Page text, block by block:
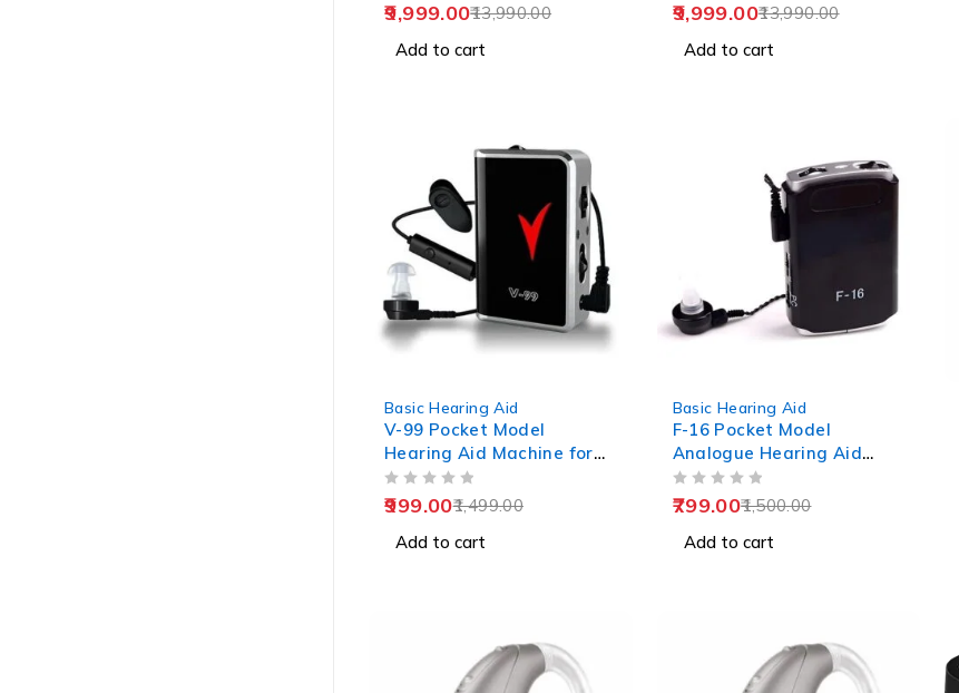
13,990.00
9,999.00
Add to cart
13,990.00
9,999.00
Add to cart
Basic Hearing Aid
V-99 Pocket Model
Hearing Aid Machine for
Old Age
1,499.00
999.00
Add to cart
Basic Hearing Aid
F-16 Pocket Model
Analogue Hearing Aid
Machine (Black)
1,500.00
799.00
Add to cart